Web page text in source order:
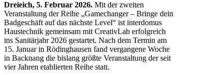
Dreieich, 5. Februar 2026. Mit der zweiten
Veranstaltung der Reihe „Gamechanger – Bringe dein
Badgeschäft auf das nächste Level“ ist interdomus
Haustechnik gemeinsam mit CreativLab erfolgreich
ins Sanitärjahr 2026 gestartet. Nach dem Termin am
15. Januar in Rödinghausen fand vergangene Woche
in Backnang die bislang größte Veranstaltung der seit
vier Jahren etablierten Reihe statt.